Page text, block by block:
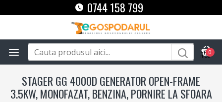
0744 158 799
0
STAGER GG 4000D GENERATOR OPEN-FRAME
3.5KW, MONOFAZAT, BENZINA, PORNIRE LA SFOARA